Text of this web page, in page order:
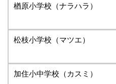
楢原小学校（ナラハラ）
松枝小学校（マツエ）
加住小中学校（カスミ）